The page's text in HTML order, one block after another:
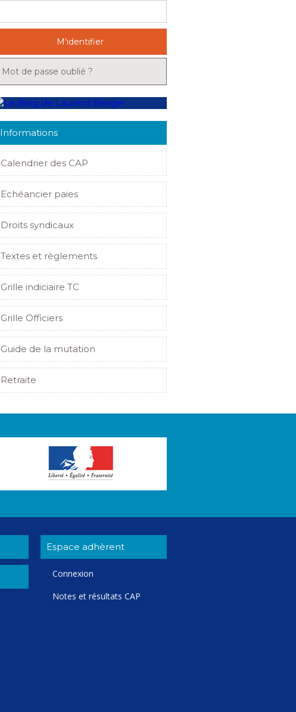
M'identifier
Mot de passe oublié ?
Informations
Calendrier des CAP
Echéancier paies
Droits syndicaux
Textes et règlements
Grille indiciaire TC
Grille Officiers
Guide de la mutation
Retraite
Espace adhèrent
Connexion
Notes et résultats CAP